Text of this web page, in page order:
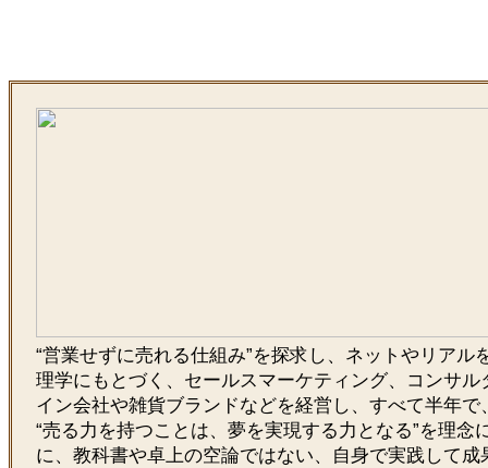
“営業せずに売れる仕組み”を探求し、ネットやリア
理学にもとづく、セールスマーケティング、コンサ
イン会社や雑貨ブランドなどを経営し、すべて半年
“売る力を持つことは、夢を実現する力となる”を理
に、教科書や卓上の空論ではない、自身で実践して